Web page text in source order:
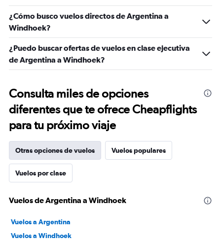
¿Cómo busco vuelos directos de Argentina a
Windhoek?
¿Puedo buscar ofertas de vuelos en clase ejecutiva
de Argentina a Windhoek?
Consulta miles de opciones
diferentes que te ofrece Cheapflights
para tu próximo viaje
Otras opciones de vuelos Vuelos populares
Vuelos por clase
Vuelos de Argentina a Windhoek
Vuelos a Argentina
Vuelos a Windhoek